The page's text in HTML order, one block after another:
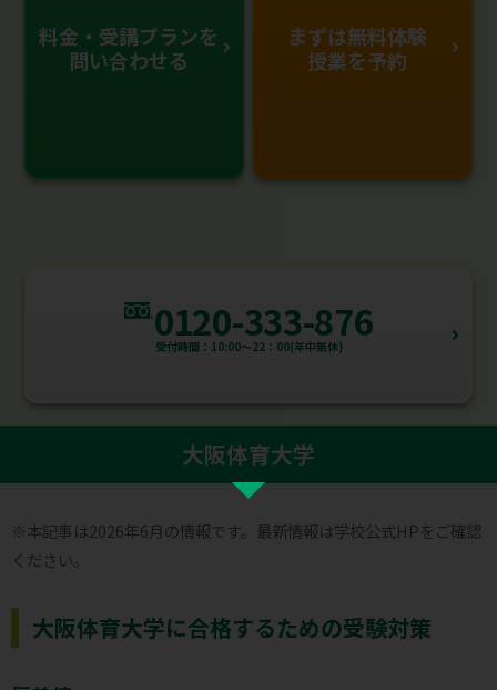
料金・受講プランを
問い合わせる
まずは無料体験
授業を予約
0120-333-876
受付時間：10:00～22：00(年中無休)
大阪体育大学
※本記事は2026年6月の情報です。最新情報は学校公式HPをご確認
ください。
大阪体育大学に合格するための受験対策